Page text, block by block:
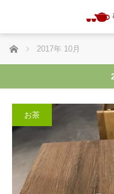
ホーム 2017年 10月
お茶